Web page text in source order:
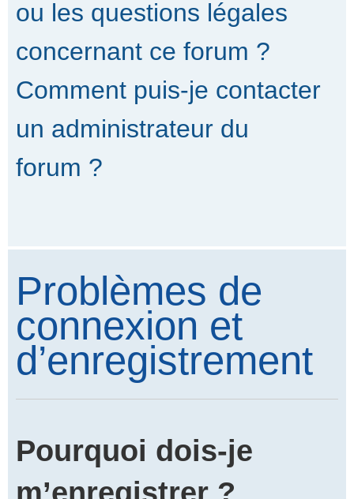
ou les questions légales
concernant ce forum ?
Comment puis-je contacter
un administrateur du
forum ?
Problèmes de
connexion et
d’enregistrement
Pourquoi dois-je